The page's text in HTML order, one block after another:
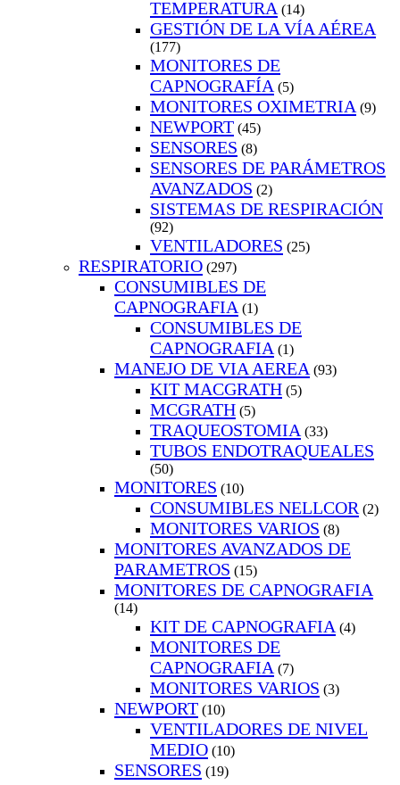
TEMPERATURA (14)
GESTIÓN DE LA VÍA AÉREA
(177)
MONITORES DE
CAPNOGRAFÍA (5)
MONITORES OXIMETRIA (9)
NEWPORT (45)
SENSORES (8)
SENSORES DE PARÁMETROS
AVANZADOS (2)
SISTEMAS DE RESPIRACIÓN
(92)
VENTILADORES (25)
RESPIRATORIO (297)
CONSUMIBLES DE
CAPNOGRAFIA (1)
CONSUMIBLES DE
CAPNOGRAFIA (1)
MANEJO DE VIA AEREA (93)
KIT MACGRATH (5)
MCGRATH (5)
TRAQUEOSTOMIA (33)
TUBOS ENDOTRAQUEALES
(50)
MONITORES (10)
CONSUMIBLES NELLCOR (2)
MONITORES VARIOS (8)
MONITORES AVANZADOS DE
PARAMETROS (15)
MONITORES DE CAPNOGRAFIA
(14)
KIT DE CAPNOGRAFIA (4)
MONITORES DE
CAPNOGRAFIA (7)
MONITORES VARIOS (3)
NEWPORT (10)
VENTILADORES DE NIVEL
MEDIO (10)
SENSORES (19)